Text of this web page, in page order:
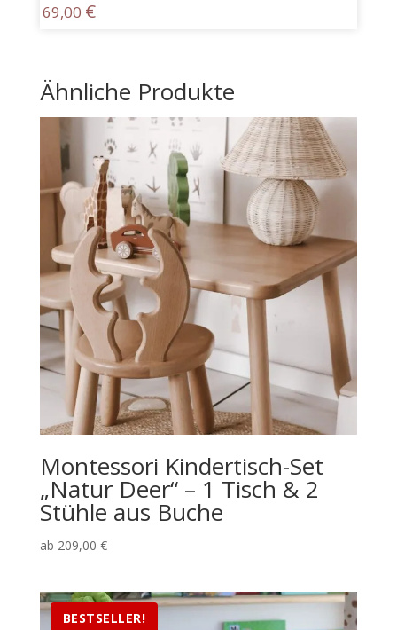
69,00 €
Ähnliche Produkte
Montessori Kindertisch-Set
„Natur Deer“ – 1 Tisch & 2
Stühle aus Buche
ab 209,00 €
BESTSELLER!